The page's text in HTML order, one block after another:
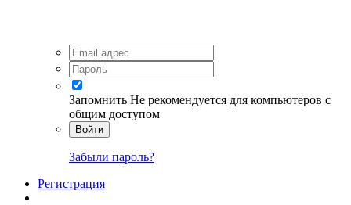
Запомнить Не рекомендуется для компьютеров с
общим доступом
Войти
Забыли пароль?
Регистрация